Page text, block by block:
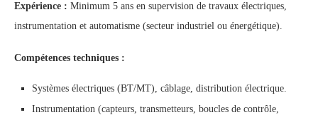
Expérience : Minimum 5 ans en supervision de travaux électriques,
instrumentation et automatisme (secteur industriel ou énergétique).
Compétences techniques :
Systèmes électriques (BT/MT), câblage, distribution électrique.
Instrumentation (capteurs, transmetteurs, boucles de contrôle,